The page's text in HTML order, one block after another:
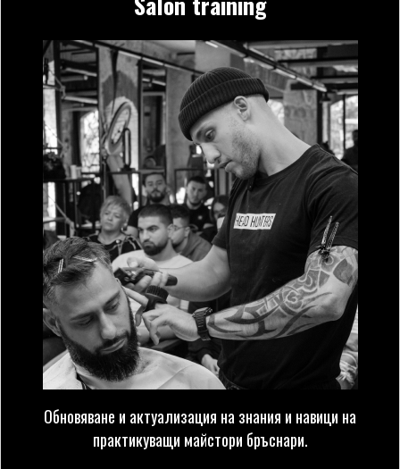
Обновяване и актуализация на знания и навици на
практикуващи майстори бръснари.